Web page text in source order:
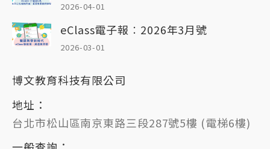
2026-04-01
eClass電子報︰2026年3月號
2026-03-01
博文教育科技有限公司
地址：
台北市松山區南京東路三段287號5樓 (電梯6樓)